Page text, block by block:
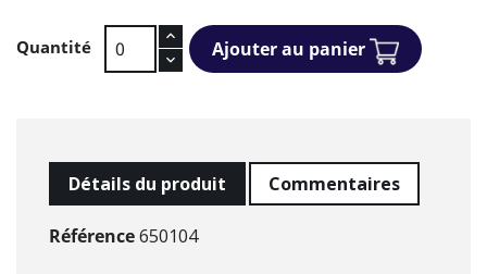
Quantité Ajouter au panier
Détails du produit Commentaires
Référence650104